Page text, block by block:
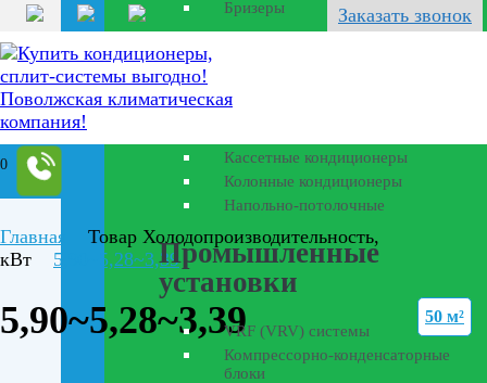
Заказать звонок
0
Бризеры
Полупромышленные
кондиционеры
Кассетные кондиционеры
Колонные кондиционеры
Напольно-потолочные
Промышленные
установки
VRF (VRV) системы
Компрессорно-конденсаторные
блоки
Главная
Товар Холодопроизводительность,
кВт
5,90~5,28~3,39
5,90~5,28~3,39 50 м²